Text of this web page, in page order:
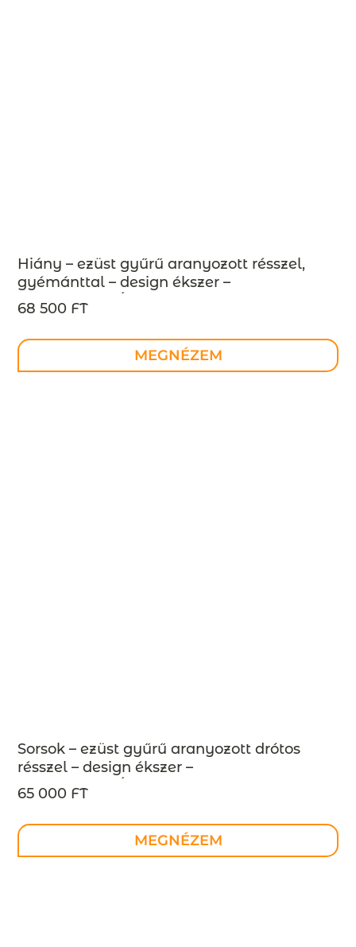
Hiány – ezüst gyűrű aranyozott résszel,
gyémánttal – design ékszer –
MEGRENDELÉSRE
68 500 FT
MEGNÉZEM
Sorsok – ezüst gyűrű aranyozott drótos
résszel – design ékszer –
MEGRENDELÉSRE
65 000 FT
MEGNÉZEM